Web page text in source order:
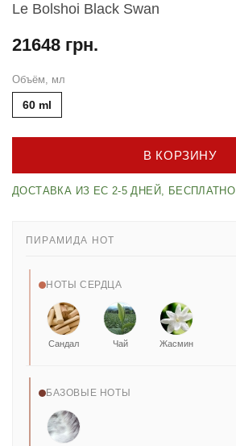
Le Bolshoi Black Swan
21648 грн.
Объём, мл
60 ml
В КОРЗИНУ
ДОСТАВКА ИЗ ЕС 2-5 ДНЕЙ, БЕСПЛАТНО
ПИРАМИДА НОТ
НОТЫ СЕРДЦА
Сандал Чай Жасмин
БАЗОВЫЕ НОТЫ